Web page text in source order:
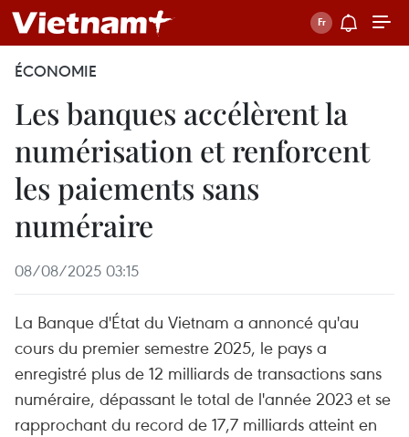
ÉCONOMIE
Les banques accélèrent la
numérisation et renforcent
les paiements sans
numéraire
08/08/2025 03:15
La Banque d'État du Vietnam a annoncé qu'au
cours du premier semestre 2025, le pays a
enregistré plus de 12 milliards de transactions sans
numéraire, dépassant le total de l'année 2023 et se
rapprochant du record de 17,7 milliards atteint en